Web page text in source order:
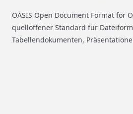
OASIS Open Document Format
quelloffener Standard für
Tabellendokumenten,